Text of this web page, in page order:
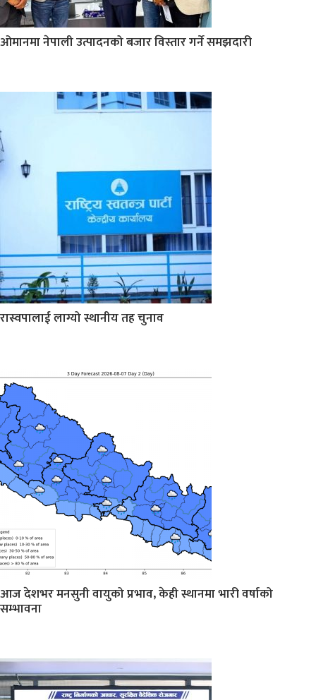
ओमानमा नेपाली उत्पादनको बजार विस्तार गर्ने समझदारी
रास्वपालाई लाग्यो स्थानीय तह चुनाव
आज देशभर मनसुनी वायुको प्रभाव, केही स्थानमा भारी वर्षाको
सम्भावना